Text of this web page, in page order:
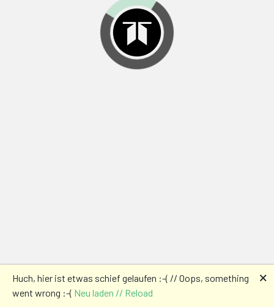
Huch, hier ist etwas schief gelaufen :-( // Oops, something
went wrong :-( Neu laden // Reload
🗙